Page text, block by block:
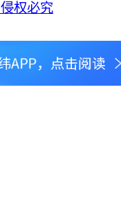
权必究